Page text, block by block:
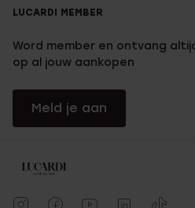
LUCARDI MEMBER
Word member en ontvang
op al jouw aankopen
Meld je aan